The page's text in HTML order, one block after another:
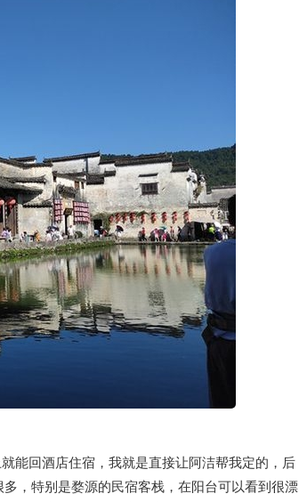
能回酒店住宿，我就是直接让阿洁帮我定的，后
，特别是婺源的民宿客栈，在阳台可以看到很漂